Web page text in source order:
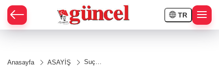
TR
Anasayfa ASAYİŞ
Suç